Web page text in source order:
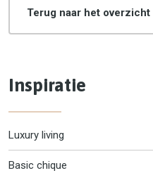
Terug naar het overzicht
Inspiratie
Luxury living
Basic chique